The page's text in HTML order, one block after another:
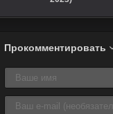
Прокомментировать